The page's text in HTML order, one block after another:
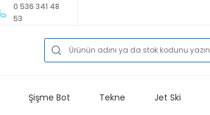
0 536 341 48
53
Şişme Bot Tekne Jet Ski